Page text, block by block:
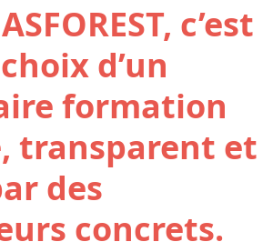
c’est
d’un
formation
transparent et
des
concrets.